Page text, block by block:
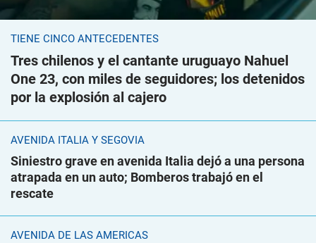
TIENE CINCO ANTECEDENTES
Tres chilenos y el cantante uruguayo Nahuel
One 23, con miles de seguidores; los detenidos
por la explosión al cajero
AVENIDA ITALIA Y SEGOVIA
Siniestro grave en avenida Italia dejó a una persona
atrapada en un auto; Bomberos trabajó en el
rescate
AVENIDA DE LAS AMÉRICAS